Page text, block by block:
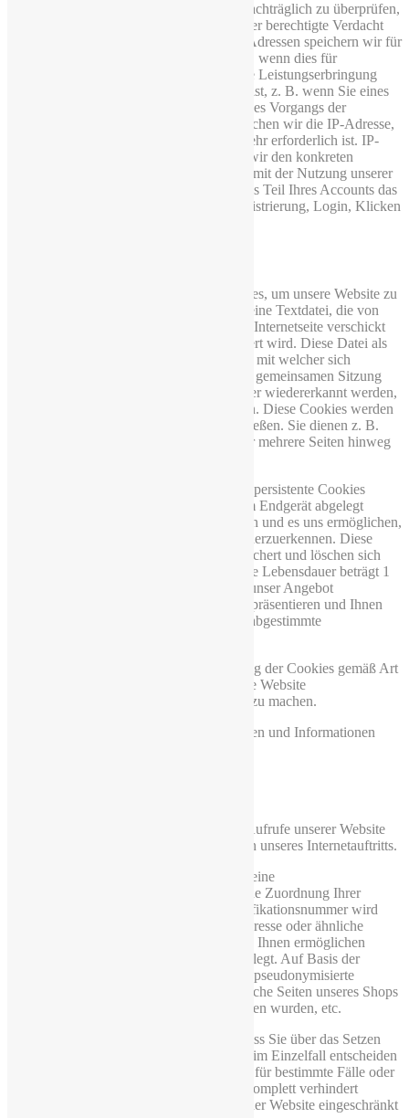
Wir behalten uns vor, die Protokolldaten nachträglich zu überprüfen,
wenn aufgrund konkreter Anhaltspunkte der berechtigte Verdacht
einer rechtswidrigen Nutzung besteht. IP-Adressen speichern wir für
einen begrenzten Zeitraum in den Logfiles, wenn dies für
Sicherheitszwecke erforderlich oder für die Leistungserbringung
oder die Abrechnung einer Leistung nötig ist, z. B. wenn Sie eines
unserer Angebote nutzen. Nach Abbruch des Vorgangs der
Bestellung oder nach Zahlungseingang löschen wir die IP-Adresse,
wenn diese für Sicherheitszwecke nicht mehr erforderlich ist. IP-
Adressen speichern wir auch dann, wenn wir den konkreten
Verdacht einer Straftat im Zusammenhang mit der Nutzung unserer
Website haben. Außerdem speichern wir als Teil Ihres Accounts das
Datum Ihres letzten Besuchs (z.B. bei Registrierung, Login, Klicken
Wir verwenden sogenannte Session-Cookies, um unsere Website zu
optimieren. Ein Session-Cookie ist eine kleine Textdatei, die von
den jeweiligen Servern beim Besuch einer Internetseite verschickt
und auf Ihrer Festplatte zwischengespeichert wird. Diese Datei als
solche enthält eine sogenannte Session-ID, mit welcher sich
verschiedene Anfragen Ihres Browsers der gemeinsamen Sitzung
zuordnen lassen. Dadurch kann Ihr Rechner wiedererkannt werden,
wenn Sie auf unsere Website zurückkehren. Diese Cookies werden
gelöscht, nachdem Sie Ihren Browser schließen. Sie dienen z. B.
dazu, dass Sie die Warenkorbfunktion über mehrere Seiten hinweg
Wir verwenden in geringem Umfang auch persistente Cookies
(ebenfalls kleine Textdateien, die auf Ihrem Endgerät abgelegt
werden), die auf Ihrem Endgerät verbleiben und es uns ermöglichen,
Ihren Browser beim nächsten Besuch wiederzuerkennen. Diese
Cookies werden auf Ihrer Festplatte gespeichert und löschen sich
nach der vorgegebenen Zeit von allein. Ihre Lebensdauer beträgt 1
Monat bis 10 Jahre. So können wir Ihnen unser Angebot
nutzerfreundlicher, effektiver und sicherer präsentieren und Ihnen
beispielsweise speziell auf Ihre Interessen abgestimmte
Unser berechtigtes Interesse an der Nutzung der Cookies gemäß Art
6 Abs. 1 S. 1 f) DSGVO liegt darin, unsere Website
nutzerfreundlicher, effektiver und sicherer zu machen.
In den Cookies werden etwa folgende Daten und Informationen
Informationen über die Anzahl der Aufrufe unserer Website
sowie Nutzung einzelner Funktionen unseres Internetauftritts.
Bei Aktivierung des Cookies wird diesem eine
Identifikationsnummer zugewiesen und eine Zuordnung Ihrer
personenbezogenen Daten zu dieser Identifikationsnummer wird
nicht vorgenommen. Ihr Name, Ihre IP-Adresse oder ähnliche
Daten, die eine Zuordnung des Cookies zu Ihnen ermöglichen
würden, werden nicht in den Cookie eingelegt. Auf Basis der
Cookie-Technologie erhalten wir lediglich pseudonymisierte
Informationen, beispielsweise darüber, welche Seiten unseres Shops
besucht wurden, welche Produkte angesehen wurden, etc.
Sie können Ihren Browser so einstellen, dass Sie über das Setzen
von Cookies vorab informiert werden und im Einzelfall entscheiden
können, ob Sie die Annahme von Cookies für bestimmte Fälle oder
generell ausschließen, oder dass Cookies komplett verhindert
werden. Dadurch kann die Funktionalität der Website eingeschränkt